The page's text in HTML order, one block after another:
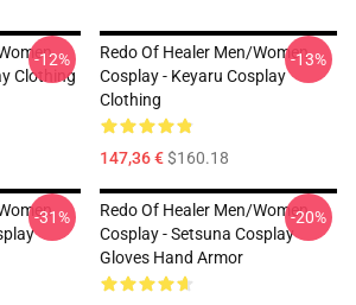
Clothing
-12%
Redo Of Healer Men/Women
Cosplay - Keyaru Cosplay
Clothing
147,36 €$160.18
-13%
-31%
Redo Of Healer Men/Women
Cosplay - Setsuna Cosplay
Gloves Hand Armor
-20%